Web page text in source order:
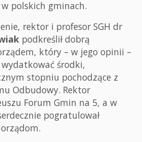
polskich gminach.
rektor i profesor SGH dr
podkreślił dobrą
który – w jego opinii –
środki,
stopniu pochodzące z
Odbudowy. Rektor
Forum Gmin na 5, a w
pogratulował